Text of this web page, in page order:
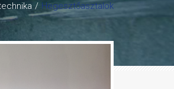
Hegesztőasztalok